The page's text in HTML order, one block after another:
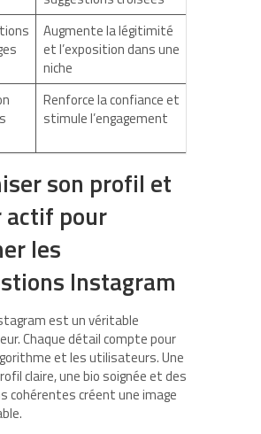
Augmente la légitimité
et l’exposition dans une
niche
Renforce la confiance et
stimule l’engagement
son profil et
actif pour
les
Instagram
est un véritable
Chaque détail compte pour
et les utilisateurs. Une
claire, une bio soignée et des
cohérentes créent une image